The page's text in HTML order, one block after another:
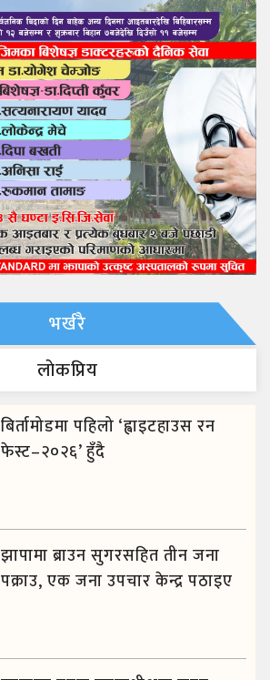
भर्खरै
लाेकप्रिय
बिर्तामोडमा पहिलो ‘ह्वाइटहाउस रन
फेस्ट–२०२६’ हुँदै
झापामा ब्राउन सुगरसहित तीन जना
पक्राउ, एक जना उपचार केन्द्र पठाइए